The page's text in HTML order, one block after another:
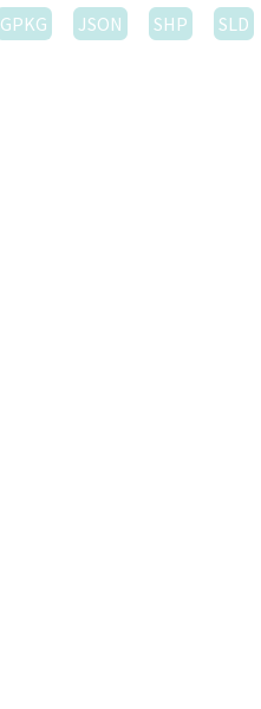
GPKG JSON SHP SLD